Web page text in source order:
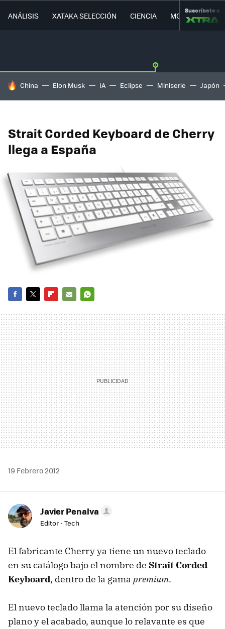
ANÁLISIS XATAKA SELECCIÓN CIENCIA MOVILIDAD
Suscríbete a
HOY SE HABLA DE
China Elon Musk IA Eclipse Miniserie Japón
Strait Corded Keyboard de Cherry
llega a España
MAIL
19 Febrero 2012
Javier Penalva
Editor - Tech
El fabricante Cherry ya tiene un nuevo teclado
en su catálogo bajo el nombre de Strait Corded
Keyboard, dentro de la gama premium.
El nuevo teclado llama la atención por su diseño
plano y el acabado, aunque lo relavante es que